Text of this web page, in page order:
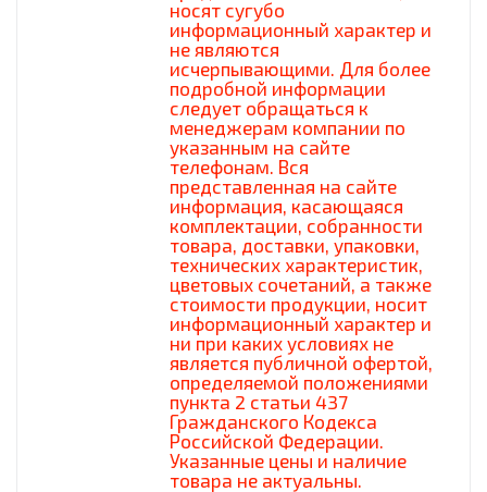
носят сугубо
информационный характер и
не являются
исчерпывающими. Для более
подробной информации
следует обращаться к
менеджерам компании по
указанным на сайте
телефонам. Вся
представленная на сайте
информация, касающаяся
комплектации, собранности
товара, доставки, упаковки,
технических характеристик,
цветовых сочетаний, а также
стоимости продукции, носит
информационный характер и
ни при каких условиях не
является публичной офертой,
определяемой положениями
пункта 2 статьи 437
Гражданского Кодекса
Российской Федерации.
Указанные цены и наличие
товара не актуальны.